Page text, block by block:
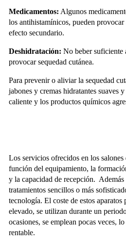
Medicamentos: Algunos
los antihistamínicos, pueden provocar
efecto secundario.
Deshidratación: No beber suficiente
provocar sequedad cutánea.
Para prevenir o aliviar la sequedad
jabones y cremas hidratantes suaves
caliente y los productos químicos
Los servicios ofrecidos en los salones
función del equipamiento, la
y la capacidad de recepción. Además
tratamientos sencillos o más
tecnología. El coste de estos aparatos
elevado, se utilizan durante un
ocasiones, se emplean pocas veces,
rentable.